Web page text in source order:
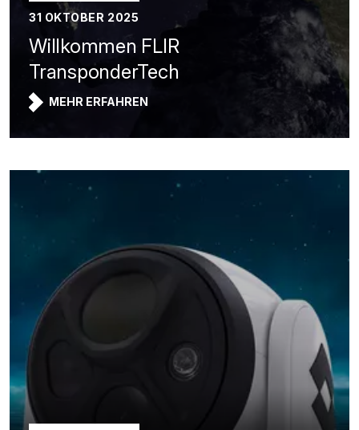
31 OKTOBER 2025
Willkommen FLIR
TransponderTech
MEHR ERFAHREN